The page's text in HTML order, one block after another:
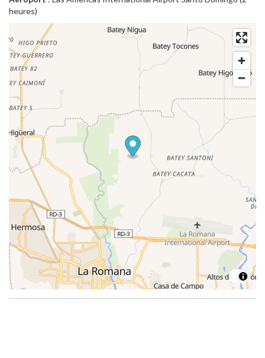
heures)